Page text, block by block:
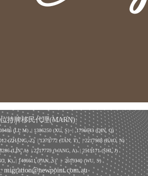
持牌移民代理(MARN):
(LI, M) | 1386250 (XU, S)| 1796643 (QIN, Q)
(ZHANG, Z) | 1279772 (TAN, T) | 2217988 (BAO, N)
(LIN, A) | 2217779 (WANG, A) | 2519171 (SHI, J)
K) | 1466611 (PAN, S)| 2619340 (WU, S)
migration@newpoint.com.au